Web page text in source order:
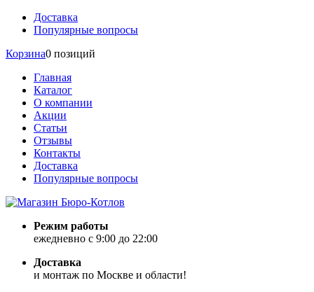
Доставка
Популярные вопросы
Корзина0 позиций
Главная
Каталог
О компании
Акции
Статьи
Отзывы
Контакты
Доставка
Популярные вопросы
Режим работы
ежедневно с 9:00 до 22:00
Доставка
и монтаж по Москве и области!